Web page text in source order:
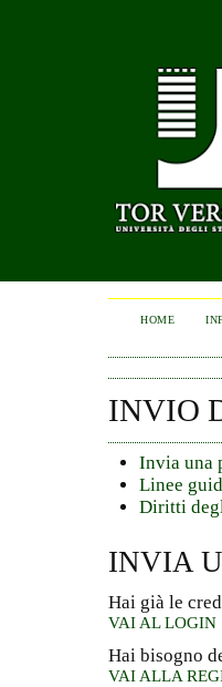
HOME
INVIO
Invia una
Linee
Diritti
INVIA
Hai già le
VAI AL LOGIN
Hai bisogno
VAI ALLA